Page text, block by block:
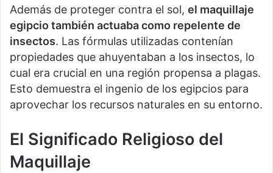
Además de proteger contra el sol, el maquillaje
egipcio también actuaba como repelente de
insectos. Las fórmulas utilizadas contenían
propiedades que ahuyentaban a los insectos, lo
cual era crucial en una región propensa a plagas.
Esto demuestra el ingenio de los egipcios para
aprovechar los recursos naturales en su entorno.
El Significado Religioso del
Maquillaje